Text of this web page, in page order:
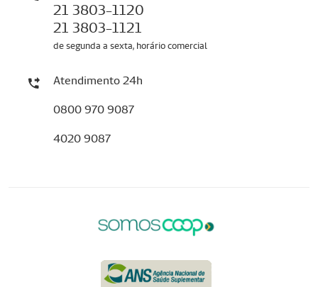
21 3803-1120
21 3803-1121
de segunda a sexta, horário comercial
Atendimento 24h
0800 970 9087
4020 9087